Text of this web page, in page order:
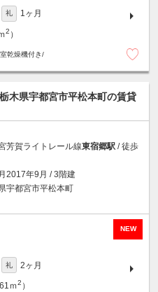
礼 1ヶ月
2 ）
乾燥機付き/
木県宇都宮市平松本町の賃貸
芳賀ライトレール線東宿郷駅 / 徒歩
2017年9月 / 3階建
宇都宮市平松本町
NEW
礼 2ヶ月
ｍ2 ）